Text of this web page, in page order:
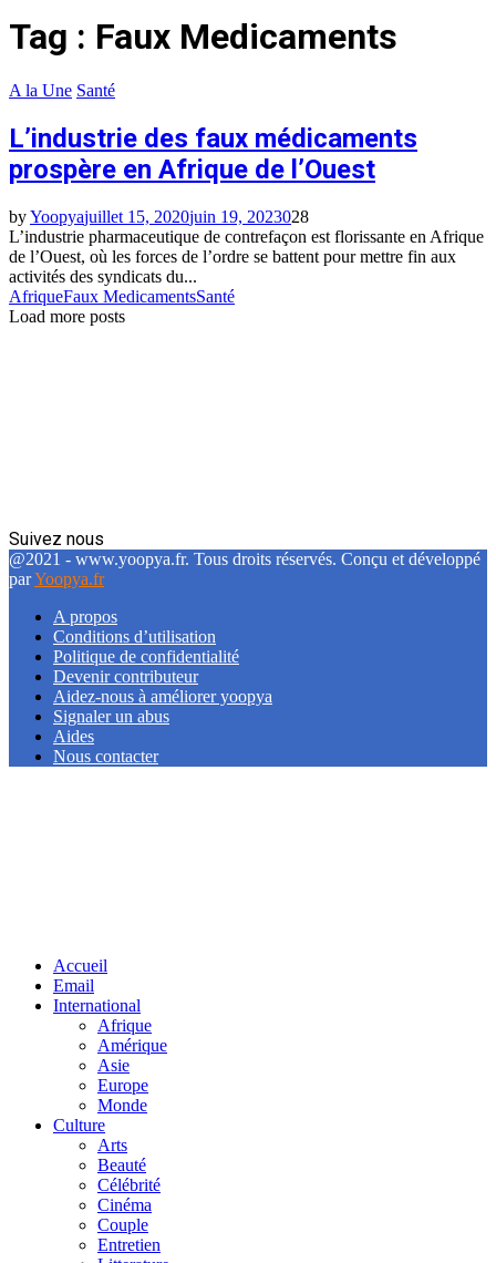
Tag : Faux Medicaments
A la Une Santé
L’industrie des faux médicaments
prospère en Afrique de l’Ouest
byYoopyajuillet 15, 2020juin 19, 2023028
L’industrie pharmaceutique de contrefaçon est florissante en Afrique
de l’Ouest, où les forces de l’ordre se battent pour mettre fin aux
activités des syndicats du...
AfriqueFaux MedicamentsSanté
Load more posts
Suivez nous
Facebook
Twitter
Linkedin
@2021 - www.yoopya.fr. Tous droits réservés. Conçu et développé
parYoopya.fr
A propos
Conditions d’utilisation
Politique de confidentialité
Devenir contributeur
Aidez-nous à améliorer yoopya
Signaler un abus
Aides
Nous contacter
Accueil
Email
International
Afrique
Amérique
Asie
Europe
Monde
Culture
Arts
Beauté
Célébrité
Cinéma
Couple
Entretien